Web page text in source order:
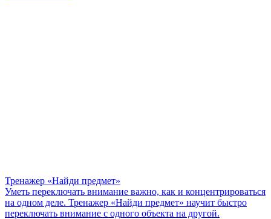
Тренажер «Найди предмет»
Уметь переключать внимание важно, как и концентрироваться
на одном деле. Тренажер «Найди предмет» научит быстро
переключать внимание с одного объекта на другой.